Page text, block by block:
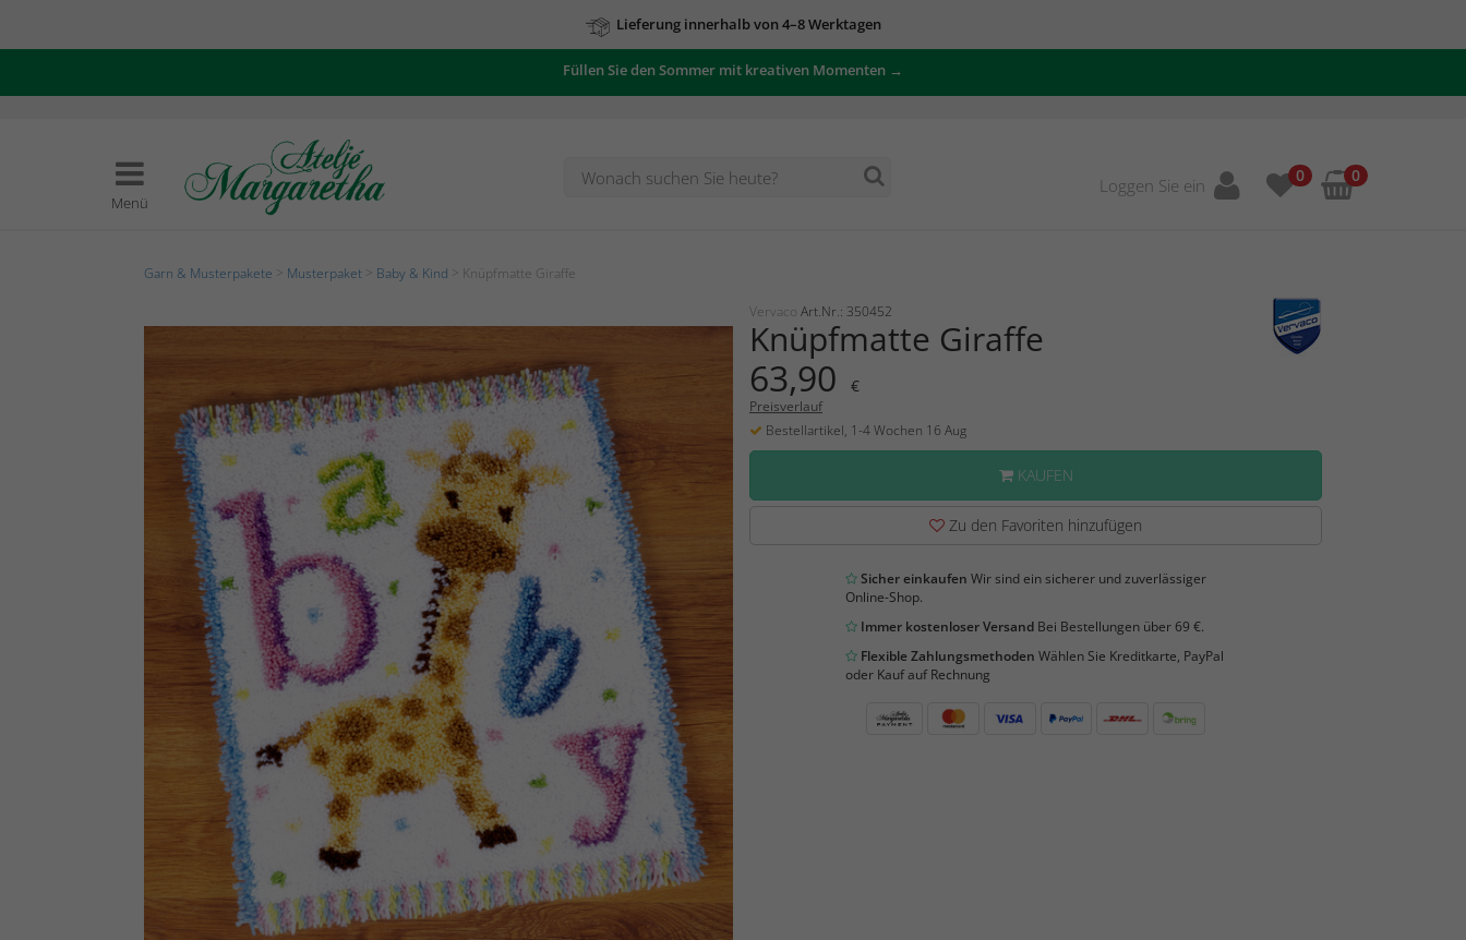
Lieferung innerhalb von 4–8 Werktagen
Füllen Sie den Sommer mit kreativen Momenten →
Menü
Loggen Sie ein 0 0
Garn & Musterpakete Musterpaket Baby & Kind > Knüpfmatte Giraffe
Vervaco Art.Nr.: 350452
Knüpfmatte Giraffe
63,90 €
Preisverlauf
Bestellartikel, 1-4 Wochen 16 Aug
KAUFEN
Zu den Favoriten hinzufügen
Sicher einkaufen Wir sind ein sicherer und zuverlässiger
Online-Shop.
Immer kostenloser VersandBei Bestellungen über 69 €.
Flexible Zahlungsmethoden Wählen Sie Kreditkarte, PayPal
oder Kauf auf Rechnung